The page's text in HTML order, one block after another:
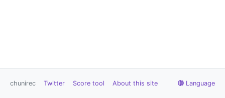
chunirec Twitter Score tool About this site Language